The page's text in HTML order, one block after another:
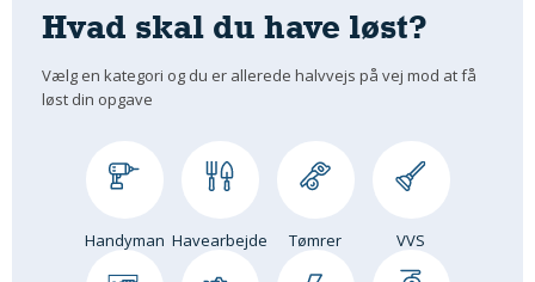
Beplantning
Skadedyr
RENGØRING
Hvad skal du have løst?
Vælg en kategori og du er allerede halvvejs på vej mod at få
løst din opgave
Handyman Havearbejde Tømrer VVS